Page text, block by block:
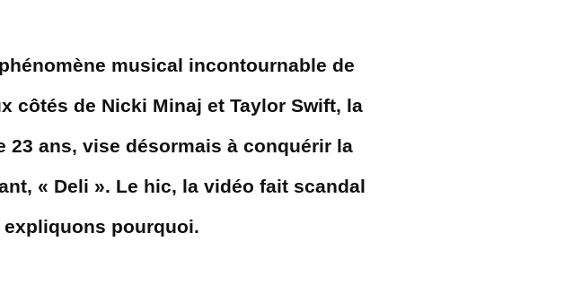
musical incontournable de
côtés de Nicki Minaj et Taylor Swift, la
23 ans, vise désormais à conquérir la
« Deli ». Le hic, la vidéo fait scandal
pourquoi.